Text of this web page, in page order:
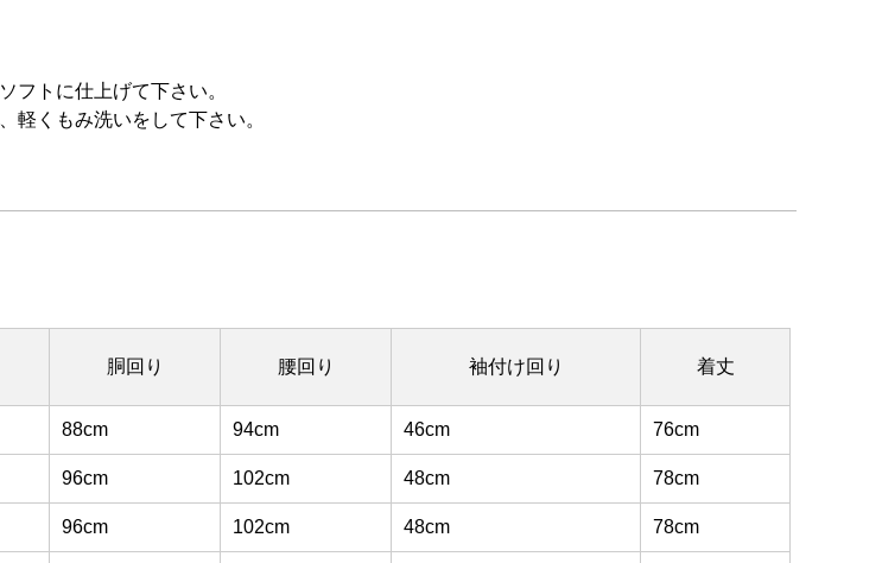
フトに仕上げて下さい。
軽くもみ洗いをして下さい。
胴回り 腰回り 袖付け回り 着丈
88cm 94cm 46cm 76cm
96cm 102cm 48cm 78cm
96cm 102cm 48cm 78cm